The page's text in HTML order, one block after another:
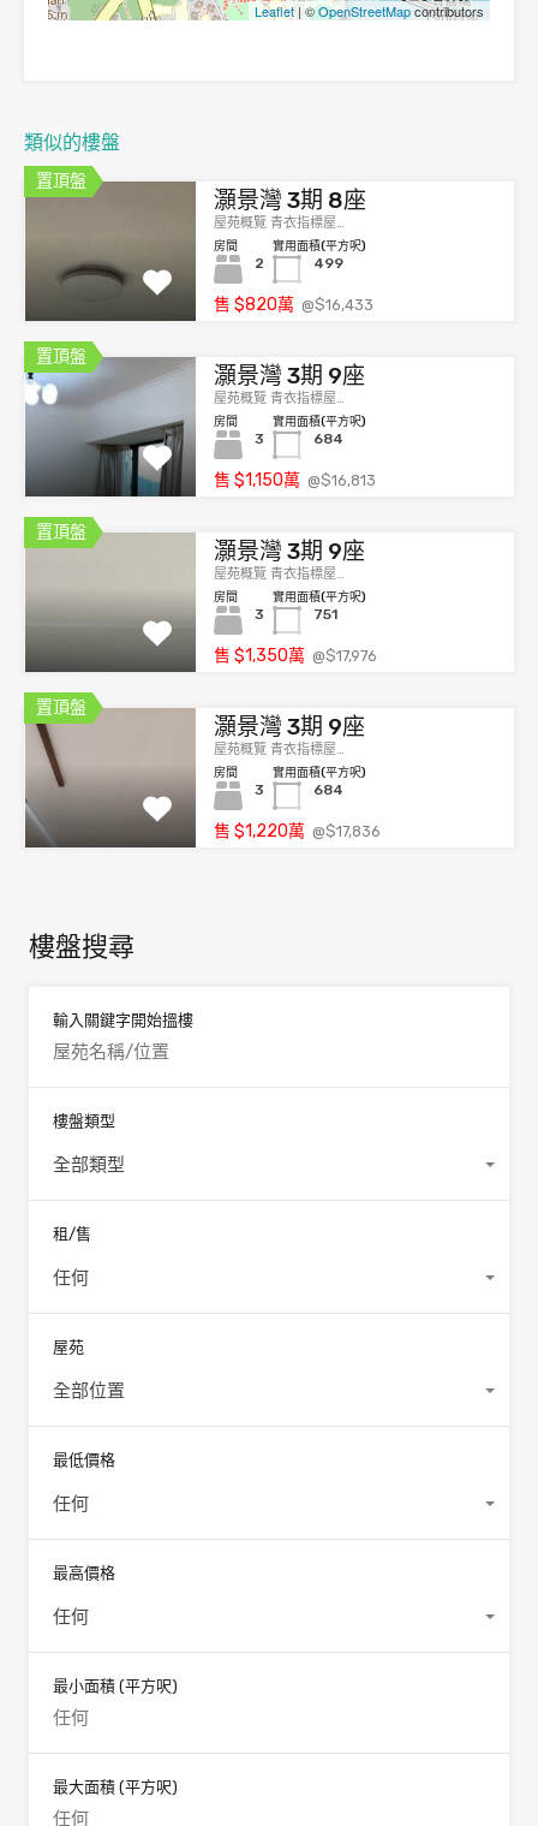
Leaflet | ©OpenStreetMapcontributors
類似的樓盤
置頂盤
灝景灣 3期 8座
屋苑概覽 青衣指標屋…
房間
2
實用面積(平方呎)
499
售 $820萬 @$16,433
置頂盤
灝景灣 3期 9座
屋苑概覽 青衣指標屋…
房間
3
實用面積(平方呎)
684
售 $1,150萬 @$16,813
置頂盤
灝景灣 3期 9座
屋苑概覽 青衣指標屋…
房間
3
實用面積(平方呎)
751
售 $1,350萬 @$17,976
置頂盤
灝景灣 3期 9座
屋苑概覽 青衣指標屋…
房間
3
實用面積(平方呎)
684
售 $1,220萬 @$17,836
樓盤搜尋
輸入關鍵字開始搵樓
樓盤類型
全部類型
租/售
任何
屋苑
全部位置
最低價格
任何
最高價格
任何
最小面積 (平方呎)
最大面積 (平方呎)